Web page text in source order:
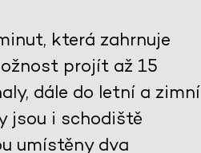
která zahrnuje
projít až 15
dále do letní a zimní
jsou i schodiště
umístěny dva